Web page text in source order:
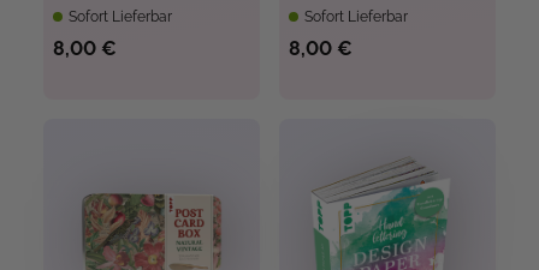
Sofort Lieferbar
8,00 €
Sofort Lieferbar
8,00 €